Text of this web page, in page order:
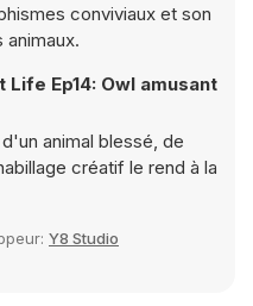
conviviaux et son
Life Ep14: Owl amusant
animal blessé, de
créatif le rend à la
Y8 Studio